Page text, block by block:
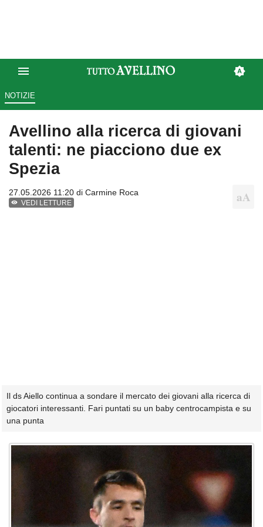
NOTIZIE
Avellino alla ricerca di giovani
talenti: ne piacciono due ex
Spezia
27.05.2026 11:20 di Carmine Roca
VEDI LETTURE
Il ds Aiello continua a sondare il mercato dei giovani alla ricerca di
giocatori interessanti. Fari puntati su un baby centrocampista e su
una punta